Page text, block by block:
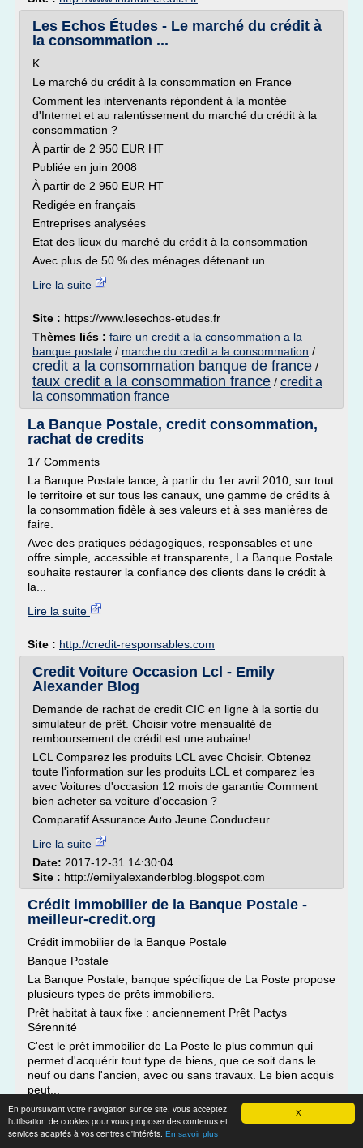
X
En poursuivant votre navigation sur ce site, vous acceptez
l'utilisation de cookies pour vous proposer des contenus et
services adaptés à vos centres d'intérêts. En savoir plus
Les Echos Études - Le marché du crédit à
la consommation ...
K
Le marché du crédit à la consommation en France
Comment les intervenants répondent à la montée
d'Internet et au ralentissement du marché du crédit à la
consommation ?
À partir de 2 950 EUR HT
Publiée en juin 2008
À partir de 2 950 EUR HT
Redigée en français
Entreprises analysées
Etat des lieux du marché du crédit à la consommation
Avec plus de 50 % des ménages détenant un...
Lire la suite
Site : https://www.lesechos-etudes.fr
Thèmes liés : faire un credit a la consommation a la
banque postale / marche du credit a la consommation /
credit a la consommation banque de france /
taux credit a la consommation france / credit a
la consommation france
La Banque Postale, credit consommation,
rachat de credits
17 Comments
La Banque Postale lance, à partir du 1er avril 2010, sur tout
le territoire et sur tous les canaux, une gamme de crédits à
la consommation fidèle à ses valeurs et à ses manières de
faire.
Avec des pratiques pédagogiques, responsables et une
offre simple, accessible et transparente, La Banque Postale
souhaite restaurer la confiance des clients dans le crédit à
la...
Lire la suite
Site : http://credit-responsables.com
Credit Voiture Occasion Lcl - Emily
Alexander Blog
Demande de rachat de credit CIC en ligne à la sortie du
simulateur de prêt. Choisir votre mensualité de
remboursement de crédit est une aubaine!
LCL Comparez les produits LCL avec Choisir. Obtenez
toute l'information sur les produits LCL et comparez les
avec Voitures d'occasion 12 mois de garantie Comment
bien acheter sa voiture d'occasion ?
Comparatif Assurance Auto Jeune Conducteur....
Lire la suite
Date: 2017-12-31 14:30:04
Site : http://emilyalexanderblog.blogspot.com
Crédit immobilier de la Banque Postale -
meilleur-credit.org
Crédit immobilier de la Banque Postale
Banque Postale
La Banque Postale, banque spécifique de La Poste propose
plusieurs types de prêts immobiliers.
Prêt habitat à taux fixe : anciennement Prêt Pactys
Sérennité
C'est le prêt immobilier de La Poste le plus commun qui
permet d'acquérir tout type de biens, que ce soit dans le
neuf ou dans l'ancien, avec ou sans travaux. Le bien acquis
peut...
Lire la suite